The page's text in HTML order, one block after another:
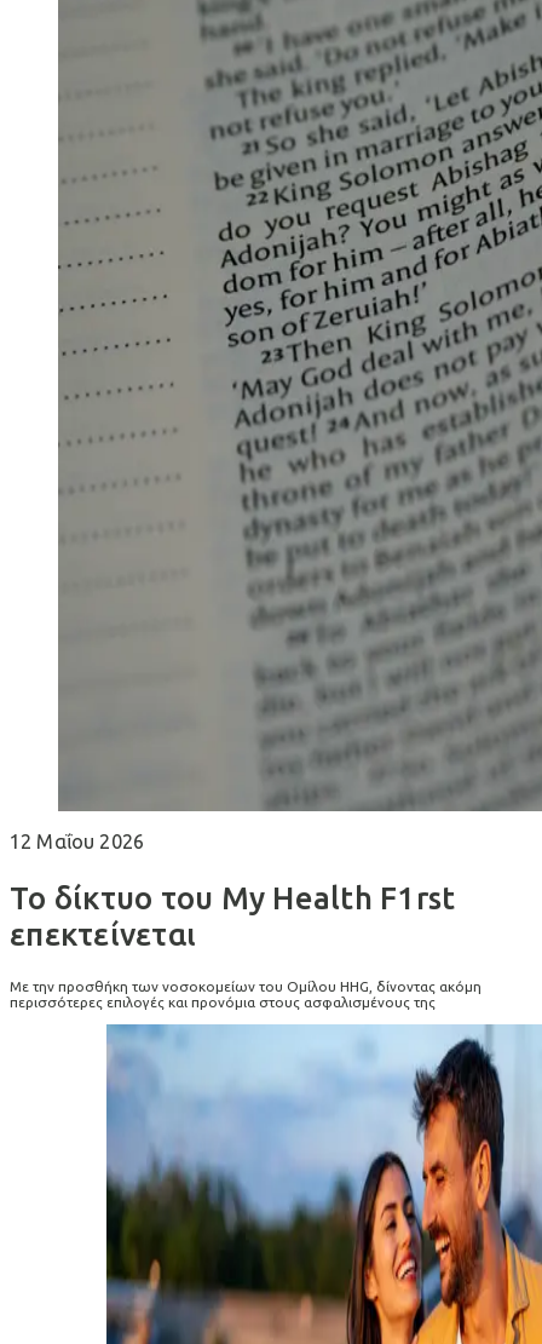
12 Μαΐου 2026
Το δίκτυο του My Health F1rst
επεκτείνεται
Με την προσθήκη των νοσοκομείων του Ομίλου HHG, δίνοντας ακόμη
περισσότερες επιλογές και προνόμια στους ασφαλισμένους της